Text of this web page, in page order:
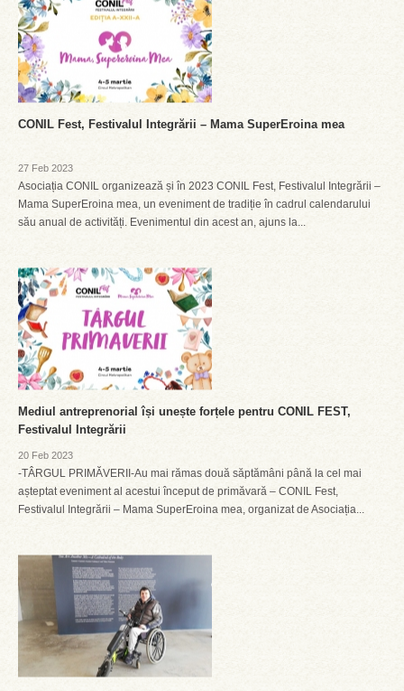
CONIL Fest, Festivalul Integrării – Mama SuperEroina mea
27 Feb 2023
Asociația CONIL organizează și în 2023 CONIL Fest, Festivalul Integrării –
Mama SuperEroina mea, un eveniment de tradiție în cadrul calendarului
său anual de activități. Evenimentul din acest an, ajuns la...
Mediul antreprenorial își unește forțele pentru CONIL FEST,
Festivalul Integrării
20 Feb 2023
-TÂRGUL PRIMĂVERII-Au mai rămas două săptămâni până la cel mai
așteptat eveniment al acestui început de primăvară – CONIL Fest,
Festivalul Integrării – Mama SuperEroina mea, organizat de Asociația...